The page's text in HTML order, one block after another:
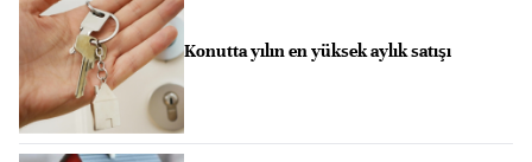
Konutta yılın en yüksek aylık satışı